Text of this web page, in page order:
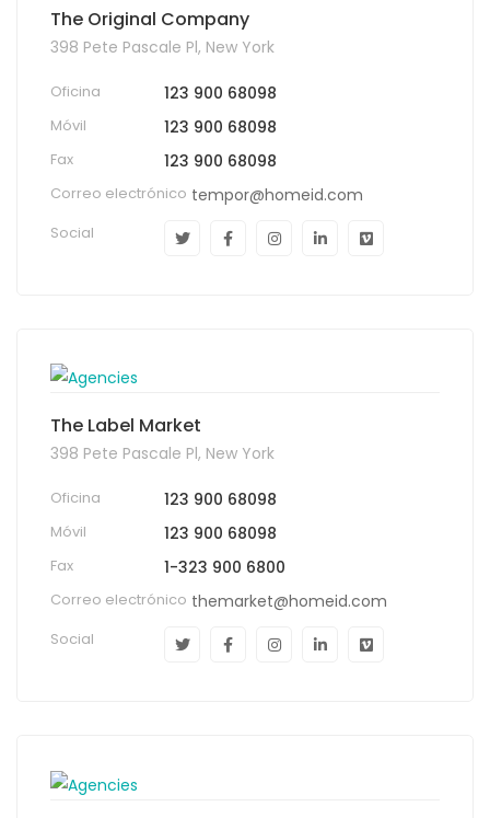
The Original Company
398 Pete Pascale Pl, New York
Oficina 123 900 68098
Móvil 123 900 68098
Fax 123 900 68098
Correo electrónico tempor@homeid.com
Social
The Label Market
398 Pete Pascale Pl, New York
Oficina 123 900 68098
Móvil 123 900 68098
Fax 1-323 900 6800
Correo electrónico themarket@homeid.com
Social